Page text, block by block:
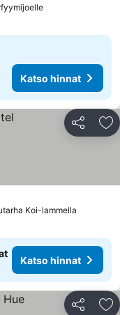
Katso hinnat
Jaa
Koi-lammella
Katso hinnat
Jaa